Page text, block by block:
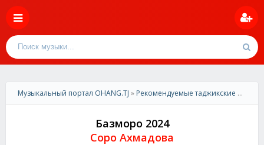
Музыкальный портал OHANG.TJ » Рекомендуемые таджикские песни
Базморо 2024
Соро Ахмадова